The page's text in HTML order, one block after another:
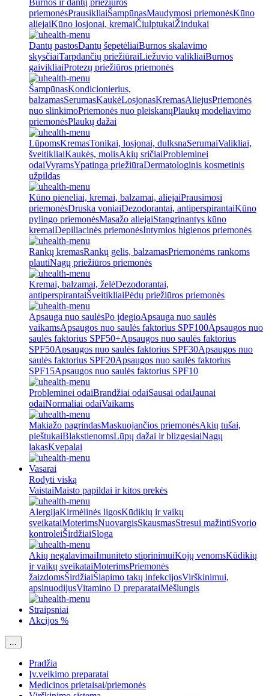
Burnos ir dantų priežiūros
priemonėsPrausikliaiŠampūnasMaudymosi priemonėsKūno
aliejaiKūno losjonai, kremaiČiulptukaiŽindukai
Dantų pastosDantų šepetėliaiBurnos skalavimo
skysčiaiTarpdančių priežiūraiLiežuvio valikliaiBurnos
gaivikliaiProtezų priežiūros priemonės
ŠampūnasKondicionierius,
balzamasSerumasKaukėLosjonasKremasAliejusPriemonės
nuo slinkimoPriemonės nuo pleiskanųPlaukų modeliavimo
priemonėsPlaukų dažai
LūpomsKremasTonikai, losjonai, dulksnaSerumaiValikliai,
šveitikliaiKaukės, molisAkių sričiaiProbleminei
odaiVyramsYpatinga priežiūraDermatologinis kosmetinis
užpildas
Kūno pieneliai, kremai, balzamai, aliejaiPrausimosi
priemonėsDruska voniaiDezodorantai, antiperspirantaiKūno
pylingo priemonėsMasažo aliejaiStangrinantys kūno
kremaiDepiliacinės priemonėsIntymios higienos priemonės
Rankų kremasRankų gelis, balzamasPriemonėms rankoms
plautiNagų priežiūros priemonės
Kremai, balzamai, želėDezodorantai,
antiperspirantaiŠveitikliaiPėdų priežiūros priemonės
Apsauga nuo saulėsPo įdegioApsauga nuo saulės
vaikamsApsaugos nuo saulės faktorius SPF100Apsaugos nuo
saulės faktorius SPF50+Apsaugos nuo saulės faktorius
SPF50Apsaugos nuo saulės faktorius SPF30Apsaugos nuo
saulės faktorius SPF20Apsaugos nuo saulės faktorius
SPF15Apsaugos nuo saulės faktorius SPF10
Probleminei odaiBrandžiai odaiSausai odaiJaunai
odaiNormaliai odaiVaikams
Makiažo pagrindasMaskuojančios priemonėsAkių tušai,
pieštukaiBlakstienomsLūpų dažai ir blizgesiaiNagų
lakasKvepalai
Vasarai
Rodyti viską
VaistaiMaisto papildai ir kitos prekės
AlergijaKirmėlinės ligosKūdikių ir vaikų
sveikataiMoterimsNuovargisSkausmasStresui mažintiSvorio
kontroleiŠirdžiaiSloga
Akių negalavimaiImuniteto stiprinimuiKojų venomsKūdikių
ir vaikų sveikataiMoterimsPriemonės
žaizdomsŠirdžiaiŠlapimo takų infekcijosVirškinimui,
apsinuodijusVitamino D preparataiMėšlungis
Straipsniai
Akcijos %
...
Pradžia
Įv.veikimo preparatai
Medicinos prietaisai/priemonės